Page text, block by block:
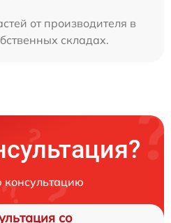
от производителя в
складах.
консультацию
со